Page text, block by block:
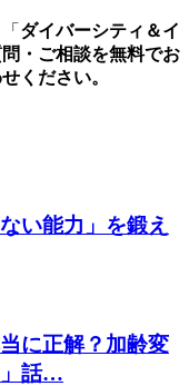
ダイバーシティ＆イ
・ご相談を無料でお
ください。
い能力」を鍛え
に正解？加齢変
」話…